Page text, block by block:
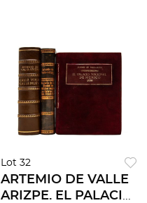
Lot 32
ARTEMIO DE VALLE
ARIZPE. EL PALACIO